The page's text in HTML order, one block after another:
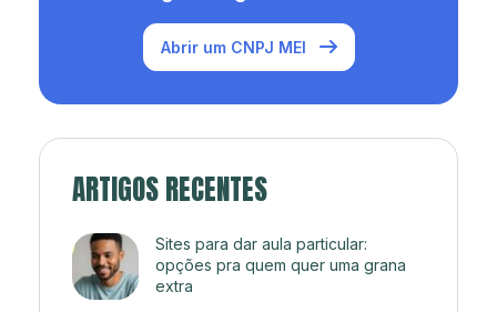
Abrir um CNPJ MEI
ARTIGOS RECENTES
Sites para dar aula particular:
opções pra quem quer uma grana
extra